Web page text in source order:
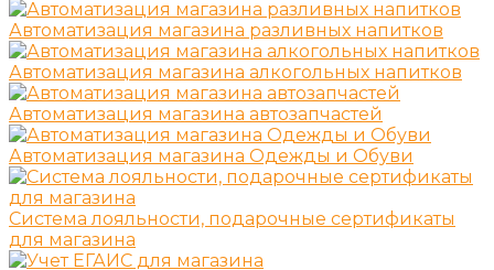
Автоматизация магазина разливных напитков
Автоматизация магазина алкогольных напитков
Автоматизация магазина автозапчастей
Автоматизация магазина Одежды и Обуви
Система лояльности, подарочные сертификаты
для магазина